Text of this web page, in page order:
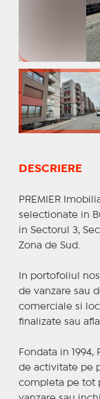
DESCRIERE
PREMIER
selectionate in
in Sectorul 3,
Zona de Sud.
In portofoliul
de vanzare sau
comerciale si
finalizate sau
Fondata in 1994,
de activitate pe
completa pe tot